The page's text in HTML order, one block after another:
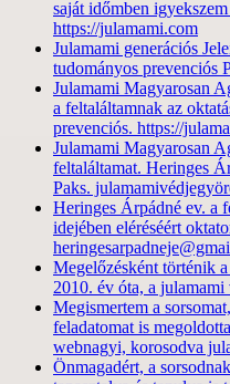
saját időmben
https://julamami.com
Julamami generációs
tudományos prevenciós
Julamami Magyarosan
a feltaláltamnak az
prevenciós. https://
Julamami Magyarosan
feltaláltamat. Heringes
Paks.
Heringes Árpádné ev. a
idejében eléréséért
Megelőzésként történik
2010. év óta, a
Megismertem a
feladatomat is
webnagyi, korosodva
Önmagadért, a